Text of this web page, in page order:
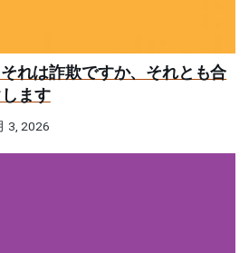
それは詐欺ですか、それとも合
ます
3, 2026